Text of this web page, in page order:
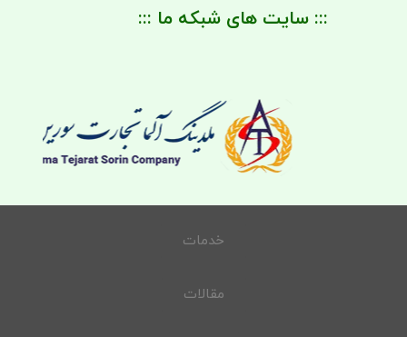
::: سایت های شبکه ما :::
خدمات
مقالات